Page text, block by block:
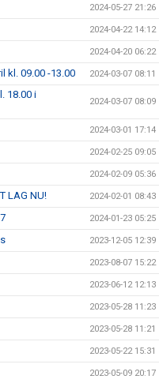
2024-05-27 21:26
2024-04-22 14:12
2024-04-20 06:22
kl. 09.00 -13.00 2024-03-07 08:11
18.00 i
2024-03-07 08:09
2024-03-01 17:14
2024-02-25 09:05
2024-02-09 05:36
LAG NU! 2024-02-01 08:43
2024-01-23 05:25
2023-12-05 12:39
2023-08-07 15:22
2023-06-12 12:13
2023-05-28 11:23
2023-05-28 11:21
2023-05-22 15:31
2023-05-09 20:17